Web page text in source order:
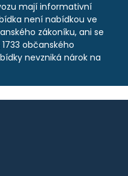
mají informativní
není nabídkou ve
zákoníku, ani se
občanského
nevzniká nárok na